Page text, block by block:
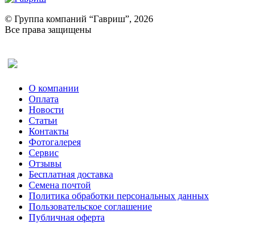
Ревень
Рукола
Рута
Тмин
Трава для чая
Туласи
Укроп
Фенхель пряный
Хризантема овощная
Цикорий пряный
Цикорий салатный (Витлуф)
Черемша
Шпинат
Щавель
Эндивий
Эстрагон
© Группа компаний “Гавриш”, 2026
Все права защищены
О компании
Оплата
Новости
Статьи
Контакты
Фотогалерея​
Сервис
Отзывы
Бесплатная доставка
Семена почтой
Политика обработки персональных данных
Пользовательское соглашение
Публичная оферта